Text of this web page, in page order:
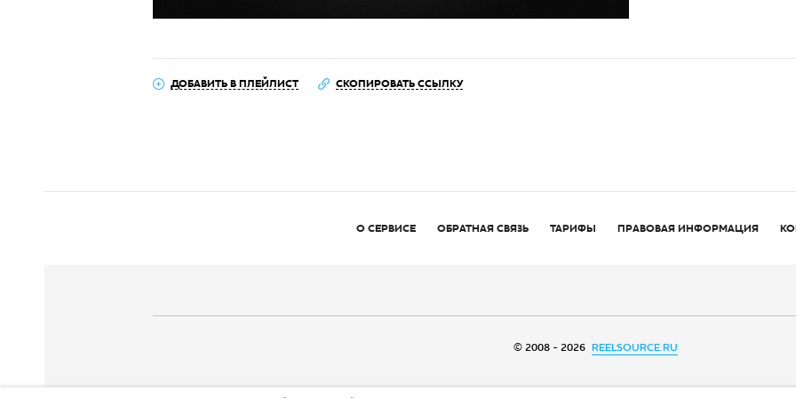
ДОБАВИТЬ В ПЛЕЙЛИСТ СКОПИРОВАТЬ ССЫЛКУ
О СЕРВИСЕ ОБРАТНАЯ СВЯЗЬ ТАРИФЫ ПРАВОВАЯ ИНФОРМАЦИЯ
© 2008 - 2026 REELSOURCE.RU